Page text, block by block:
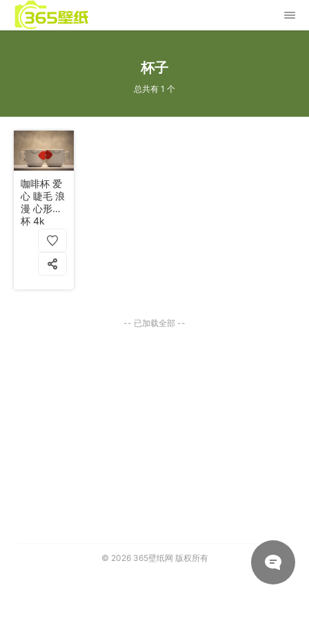
杯子
总共有 1 个
咖啡杯 爱
心 睫毛 浪
漫 心形对
杯 4k
-- 已加载全部 --
© 2026 365壁纸网 版权所有